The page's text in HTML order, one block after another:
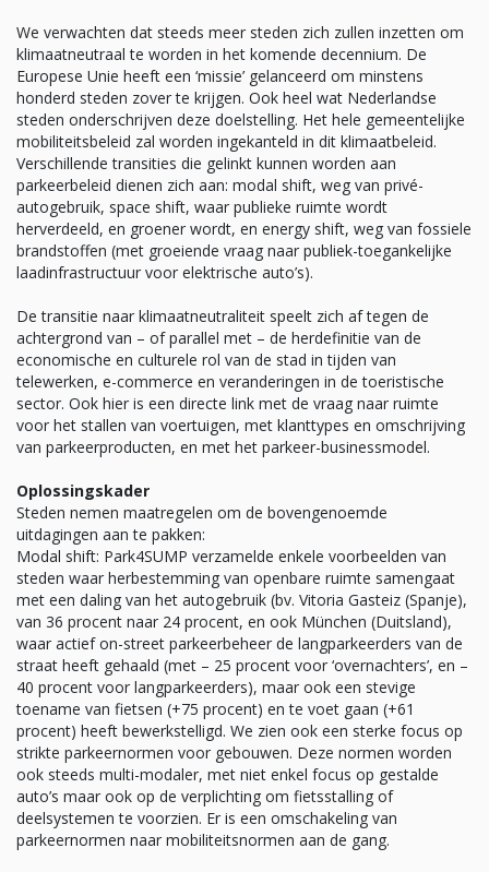
We verwachten dat steeds meer steden zich zullen inzetten om
klimaatneutraal te worden in het komende decennium. De
Europese Unie heeft een ‘missie’ gelanceerd om minstens
honderd steden zover te krijgen. Ook heel wat Nederlandse
steden onderschrijven deze doelstelling. Het hele gemeentelijke
mobiliteitsbeleid zal worden ingekanteld in dit klimaatbeleid.
Verschillende transities die gelinkt kunnen worden aan
parkeerbeleid dienen zich aan: modal shift, weg van privé-
autogebruik, space shift, waar publieke ruimte wordt
herverdeeld, en groener wordt, en energy shift, weg van fossiele
brandstoffen (met groeiende vraag naar publiek-toegankelijke
laadinfrastructuur voor elektrische auto’s).
De transitie naar klimaatneutraliteit speelt zich af tegen de
achtergrond van – of parallel met – de herdefinitie van de
economische en culturele rol van de stad in tijden van
telewerken, e-commerce en veranderingen in de toeristische
sector. Ook hier is een directe link met de vraag naar ruimte
voor het stallen van voertuigen, met klanttypes en omschrijving
van parkeerproducten, en met het parkeer-businessmodel.
Oplossingskader
Steden nemen maatregelen om de bovengenoemde
uitdagingen aan te pakken:
Modal shift: Park4SUMP verzamelde enkele voorbeelden van
steden waar herbestemming van openbare ruimte samengaat
met een daling van het autogebruik (bv. Vitoria Gasteiz (Spanje),
van 36 procent naar 24 procent, en ook München (Duitsland),
waar actief on-street parkeerbeheer de langparkeerders van de
straat heeft gehaald (met – 25 procent voor ‘overnachters’, en –
40 procent voor langparkeerders), maar ook een stevige
toename van fietsen (+75 procent) en te voet gaan (+61
procent) heeft bewerkstelligd. We zien ook een sterke focus op
strikte parkeernormen voor gebouwen. Deze normen worden
ook steeds multi-modaler, met niet enkel focus op gestalde
auto’s maar ook op de verplichting om fietsstalling of
deelsystemen te voorzien. Er is een omschakeling van
parkeernormen naar mobiliteitsnormen aan de gang.